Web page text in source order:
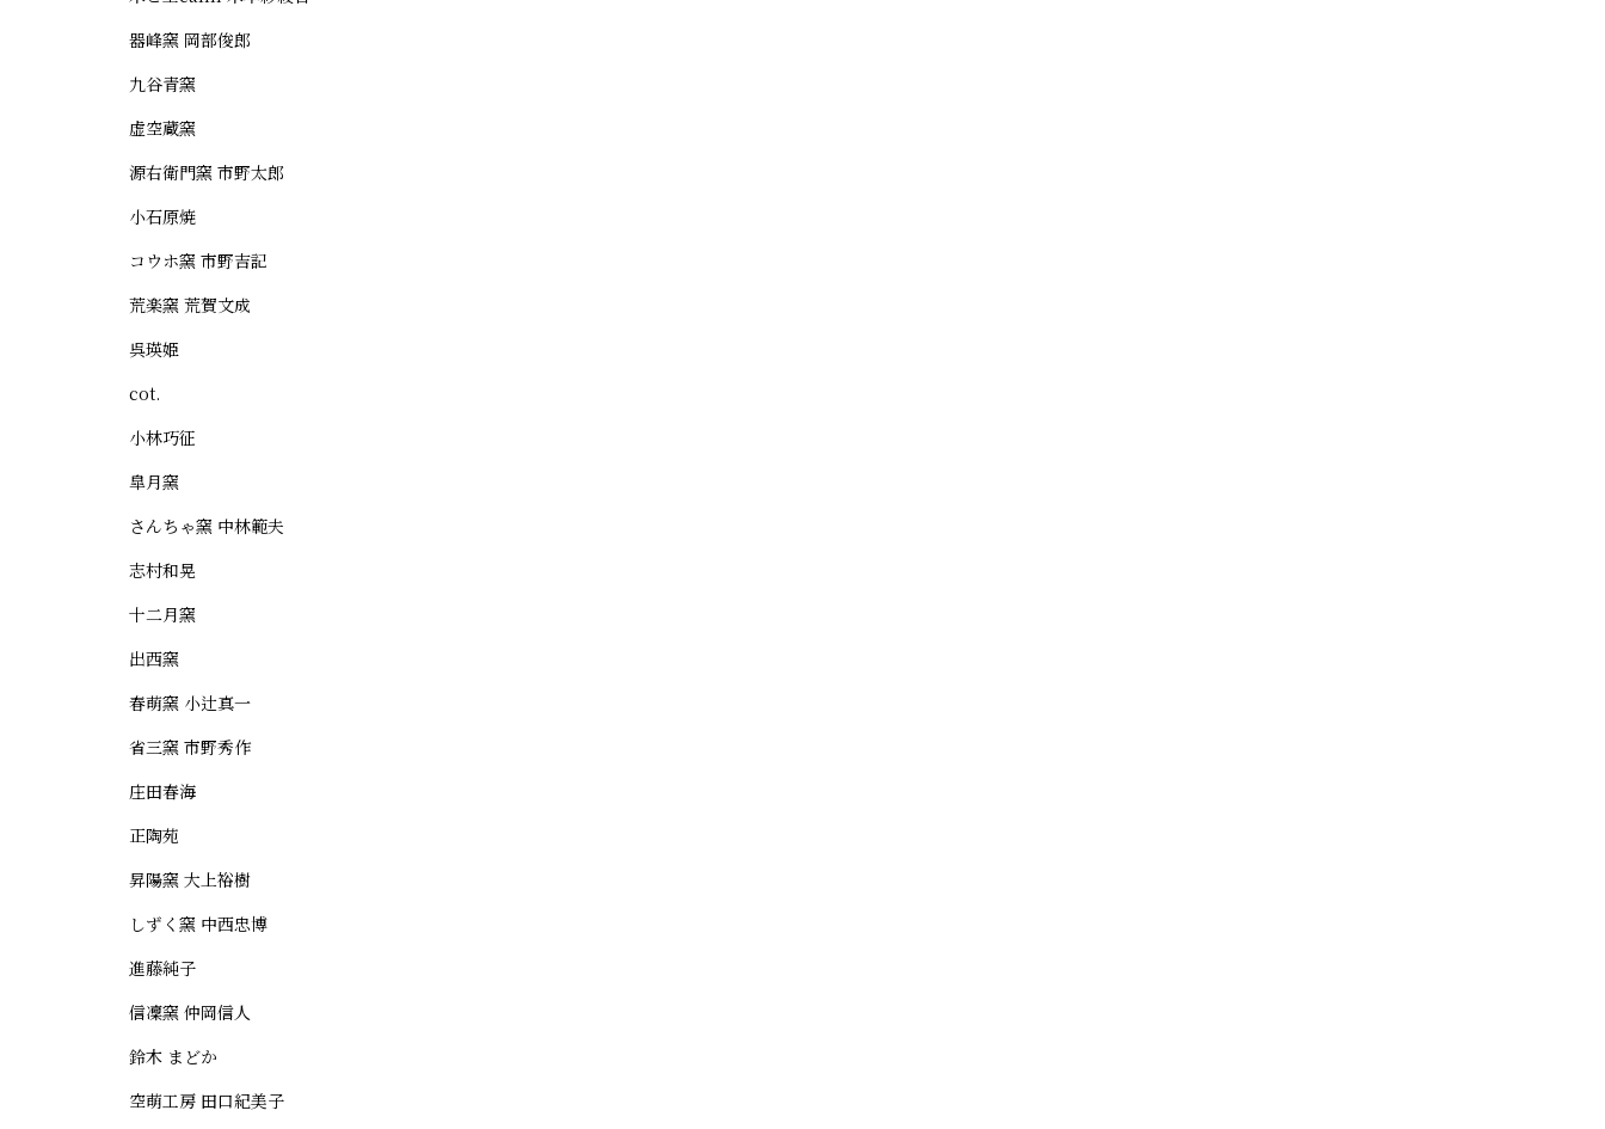
器峰窯 岡部俊郎
九谷青窯
虚空蔵窯
源右衛門窯 市野太郎
小石原焼
コウホ窯 市野吉記
荒楽窯 荒賀文成
呉瑛姫
cot.
小林巧征
皐月窯
さんちゃ窯 中林範夫
志村和晃
十二月窯
出西窯
春萌窯 小辻真一
省三窯 市野秀作
庄田春海
正陶苑
昇陽窯 大上裕樹
しずく窯 中西忠博
進藤純子
信凜窯 仲岡信人
鈴木 まどか
空萌工房 田口紀美子